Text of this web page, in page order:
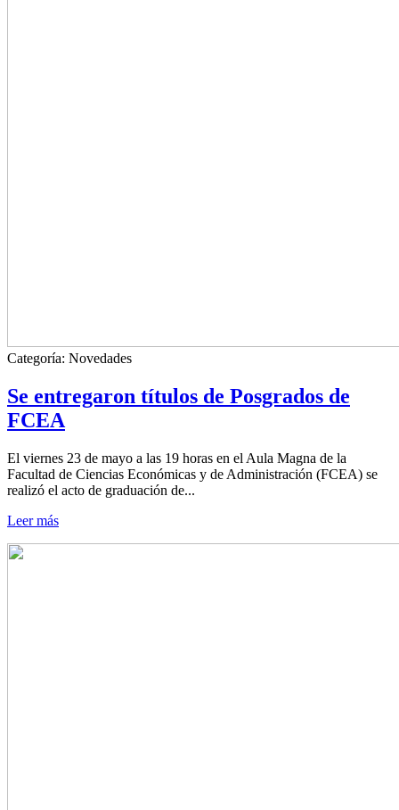
Categoría: Novedades
Se entregaron títulos de Posgrados de
FCEA
El viernes 23 de mayo a las 19 horas en el Aula Magna de la
Facultad de Ciencias Económicas y de Administración (FCEA) se
realizó el acto de graduación de...
Leer más